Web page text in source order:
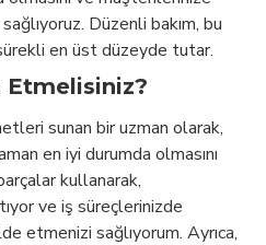
Düzenli bakım, bu
en üst düzeyde tutar.
Etmelisiniz?
sunan bir uzman olarak,
en iyi durumda olmasını
kullanarak,
ve iş süreçlerinizde
etmenizi sağlıyorum. Ayrıca,